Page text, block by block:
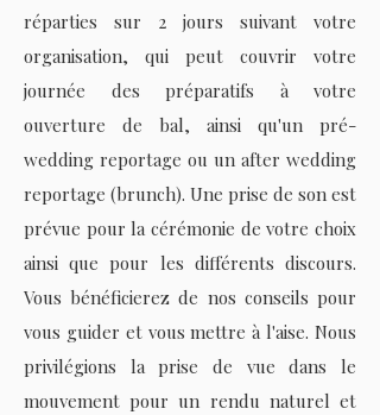
réparties sur 2 jours suivant votre
organisation, qui peut couvrir votre
journée des préparatifs à votre
ouverture de bal, ainsi qu'un pré-
wedding reportage ou un after wedding
reportage (brunch). Une prise de son est
prévue pour la cérémonie de votre choix
ainsi que pour les différents discours.
Vous bénéficierez de nos conseils pour
vous guider et vous mettre à l'aise. Nous
privilégions la prise de vue dans le
mouvement pour un rendu naturel et